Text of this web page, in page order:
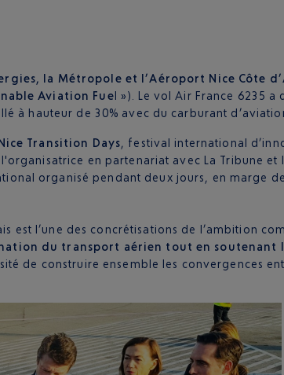
la Métropole et l’Aéroport Nice Côte
Aviation Fuel »). Le vol Air France 6235
à hauteur de 30% avec du carburant
Transition Days, festival international
en partenariat avec La Tribune
organisé pendant deux jours, en marge
est l’une des concrétisations de l’ambition
du transport aérien tout en
de construire ensemble les convergences